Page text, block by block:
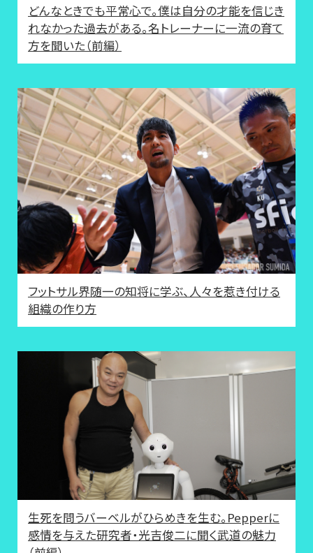
どんなときでも平常心で。僕は自分の才能を信じき
れなかった過去がある。名トレーナーに一流の育て
方を聞いた（前編）
フットサル界随一の知将に学ぶ、人々を惹き付ける
組織の作り方
生死を問うバーベルがひらめきを生む。Pepperに
感情を与えた研究者・光吉俊二に聞く武道の魅力